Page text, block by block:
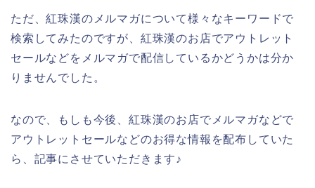
ただ、紅珠漢のメルマガについて様々なキーワードで
検索してみたのですが、紅珠漢のお店でアウトレット
セールなどをメルマガで配信しているかどうかは分か
りませんでした。
なので、もしも今後、紅珠漢のお店でメルマガなどで
アウトレットセールなどのお得な情報を配布していた
ら、記事にさせていただきます♪